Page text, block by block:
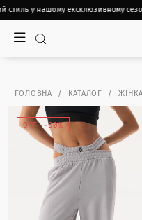
стиль у нашому ексклюзивному
ГОЛОВНА КАТАЛОГ
OFF -50%